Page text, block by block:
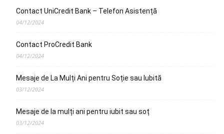
Contact UniCredit Bank – Telefon Asistență
04/12/2024
Contact ProCredit Bank
04/12/2024
Mesaje de La Mulți Ani pentru Soție sau Iubită
03/12/2024
Mesaje de la mulți ani pentru iubit sau soț
03/12/2024